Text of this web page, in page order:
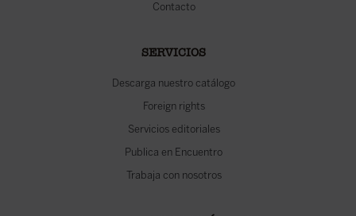
Contacto
SERVICIOS
Descarga nuestro catálogo
Foreign rights
Servicios editoriales
Publica en Encuentro
Trabaja con nosotros